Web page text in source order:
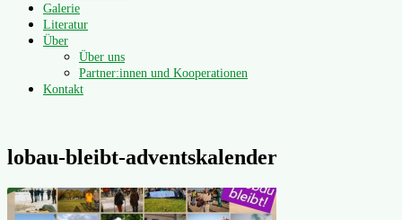
Galerie
Literatur
Über
Über uns
Partner:innen und Kooperationen
Kontakt
lobau-bleibt-adventskalender